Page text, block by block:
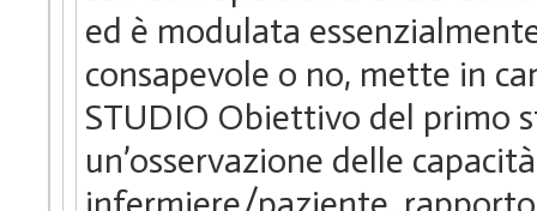
ed è modulata
consapevole o no, mette in
STUDIO Obiettivo del primo
un’osservazione delle